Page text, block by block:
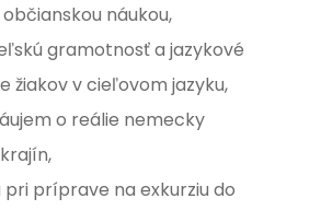
náukou,
gramotnosť a jazykové
žiakov v cieľovom jazyku,
o reálie nemecky
príprave na exkurziu do